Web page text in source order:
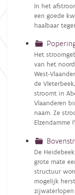
In het
een goede
haalbaar
Het
van het
West-
de
stroomt in
Vlaanderen
naam. Ze
Elzendamme
De
grote mate
structuur
mogelijk